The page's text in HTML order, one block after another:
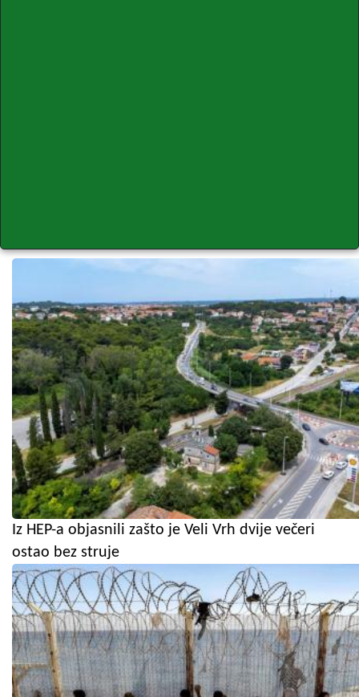
Iz HEP-a objasnili zašto je Veli Vrh dvije večeri
ostao bez struje